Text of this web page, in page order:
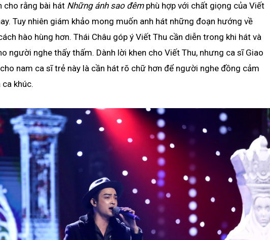
cho rằng bài hát Những ánh sao đêmphù hợp với chất giọng của Viết
Tuy nhiên giám khảo mong muốn anh hát những đoạn hướng về
hào hùng hơn. Thái Châu góp ý Viết Thu cần diễn trong khi hát và
người nghe thấy thấm. Dành lời khen cho Viết Thu, nhưng ca sĩ Giao
nam ca sĩ trẻ này là cần hát rõ chữ hơn để người nghe đồng cảm
khúc.